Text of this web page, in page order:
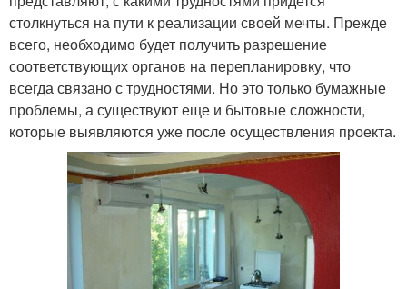
столкнуться на пути к реализации своей мечты. Прежде
всего, необходимо будет получить разрешение
соответствующих органов на перепланировку, что
всегда связано с трудностями. Но это только бумажные
проблемы, а существуют еще и бытовые сложности,
которые выявляются уже после осуществления проекта.